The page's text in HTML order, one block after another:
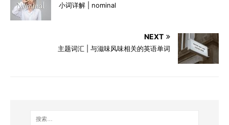
小词详解 | nominal
NEXT
主题词汇 | 与滋味风味相关的英语单词